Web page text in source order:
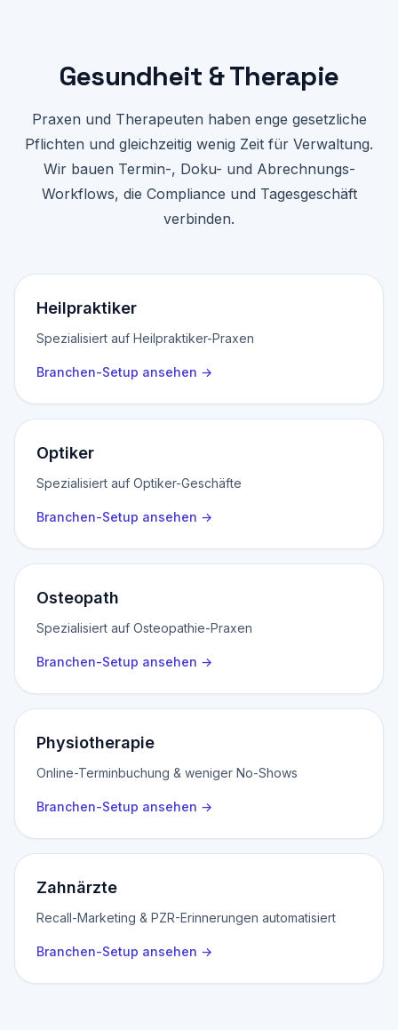
Gesundheit & Therapie
Praxen und Therapeuten haben enge gesetzliche
Pflichten und gleichzeitig wenig Zeit für Verwaltung.
Wir bauen Termin-, Doku- und Abrechnungs-
Workflows, die Compliance und Tagesgeschäft
verbinden.
Heilpraktiker
Spezialisiert auf Heilpraktiker-Praxen
Branchen-Setup ansehen →
Optiker
Spezialisiert auf Optiker-Geschäfte
Branchen-Setup ansehen →
Osteopath
Spezialisiert auf Osteopathie-Praxen
Branchen-Setup ansehen →
Physiotherapie
Online-Terminbuchung & weniger No-Shows
Branchen-Setup ansehen →
Zahnärzte
Recall-Marketing & PZR-Erinnerungen automatisiert
Branchen-Setup ansehen →